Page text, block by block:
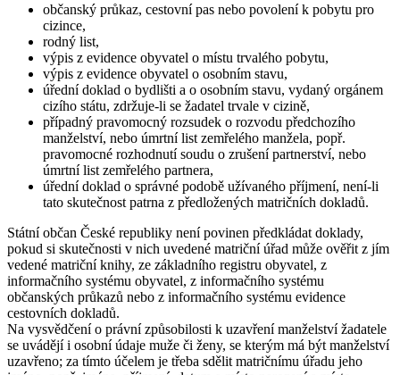
občanský průkaz, cestovní pas nebo povolení k pobytu pro
cizince,
rodný list,
výpis z evidence obyvatel o místu trvalého pobytu,
výpis z evidence obyvatel o osobním stavu,
úřední doklad o bydlišti a o osobním stavu, vydaný orgánem
cizího státu, zdržuje-li se žadatel trvale v cizině,
případný pravomocný rozsudek o rozvodu předchozího
manželství, nebo úmrtní list zemřelého manžela, popř.
pravomocné rozhodnutí soudu o zrušení partnerství, nebo
úmrtní list zemřelého partnera,
úřední doklad o správné podobě užívaného příjmení, není-li
tato skutečnost patrna z předložených matričních dokladů.
Státní občan České republiky není povinen předkládat doklady,
pokud si skutečnosti v nich uvedené matriční úřad může ověřit z jím
vedené matriční knihy, ze základního registru obyvatel, z
informačního systému obyvatel, z informačního systému
občanských průkazů nebo z informačního systému evidence
cestovních dokladů.
Na vysvědčení o právní způsobilosti k uzavření manželství žadatele
se uvádějí i osobní údaje muže či ženy, se kterým má být manželství
uzavřeno; za tímto účelem je třeba sdělit matričnímu úřadu jeho